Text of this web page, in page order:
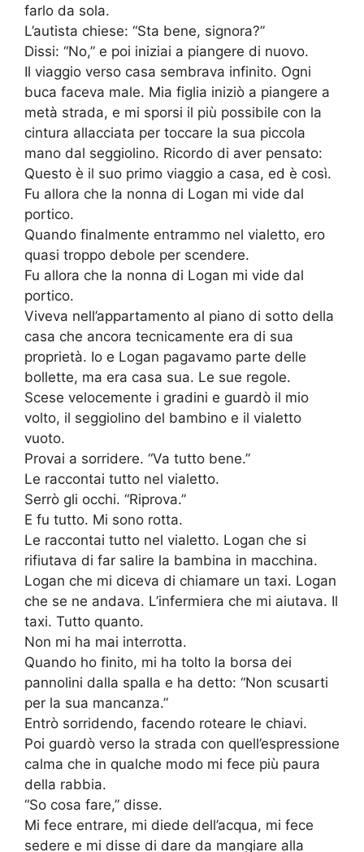
farlo da sola.
L’autista chiese: “Sta bene, signora?”
Dissi: “No,” e poi iniziai a piangere di nuovo.
Il viaggio verso casa sembrava infinito. Ogni
buca faceva male. Mia figlia iniziò a piangere a
metà strada, e mi sporsi il più possibile con la
cintura allacciata per toccare la sua piccola
mano dal seggiolino. Ricordo di aver pensato:
Questo è il suo primo viaggio a casa, ed è così.
Fu allora che la nonna di Logan mi vide dal
portico.
Quando finalmente entrammo nel vialetto, ero
quasi troppo debole per scendere.
Fu allora che la nonna di Logan mi vide dal
portico.
Viveva nell’appartamento al piano di sotto della
casa che ancora tecnicamente era di sua
proprietà. Io e Logan pagavamo parte delle
bollette, ma era casa sua. Le sue regole.
Scese velocemente i gradini e guardò il mio
volto, il seggiolino del bambino e il vialetto
vuoto.
Provai a sorridere. “Va tutto bene.”
Le raccontai tutto nel vialetto.
Serrò gli occhi. “Riprova.”
E fu tutto. Mi sono rotta.
Le raccontai tutto nel vialetto. Logan che si
rifiutava di far salire la bambina in macchina.
Logan che mi diceva di chiamare un taxi. Logan
che se ne andava. L’infermiera che mi aiutava. Il
taxi. Tutto quanto.
Non mi ha mai interrotta.
Quando ho finito, mi ha tolto la borsa dei
pannolini dalla spalla e ha detto: “Non scusarti
per la sua mancanza.”
Entrò sorridendo, facendo roteare le chiavi.
Poi guardò verso la strada con quell’espressione
calma che in qualche modo mi fece più paura
della rabbia.
“So cosa fare,” disse.
Mi fece entrare, mi diede dell’acqua, mi fece
sedere e mi disse di dare da mangiare alla